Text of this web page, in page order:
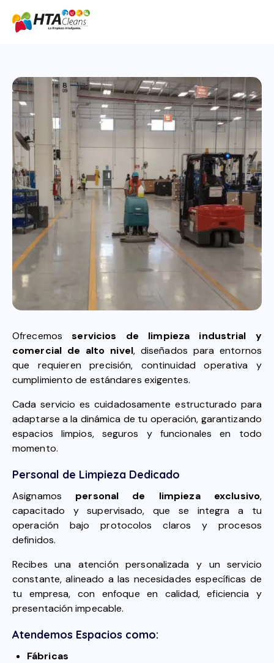
Ofrecemosservicios de limpieza industrial y
comercial de alto nivel, diseñados para entornos
que requieren precisión, continuidad operativa y
cumplimiento de estándares exigentes.
Cada servicio es cuidadosamente estructurado para
adaptarse a la dinámica de tu operación, garantizando
espacios limpios, seguros y funcionales en todo
momento.
Personal de Limpieza Dedicado
Asignamos personal de limpieza exclusivo,
capacitado y supervisado, que se integra a tu
operación bajo protocolos claros y procesos
definidos.
Recibes una atención personalizada y un servicio
constante, alineado a las necesidades específicas de
tu empresa, con enfoque en calidad, eficiencia y
presentación impecable.
Atendemos Espacios como:
Fábricas